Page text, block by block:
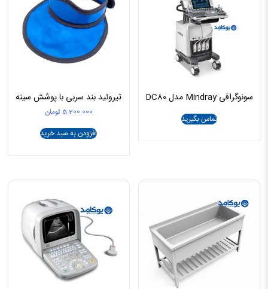
سونوگرافی Mindray مدل DC80
تماس بگیرید
تیروئید بند سربی با پوشش سینه
5.200.000 تومان
افزودن به سبد خرید